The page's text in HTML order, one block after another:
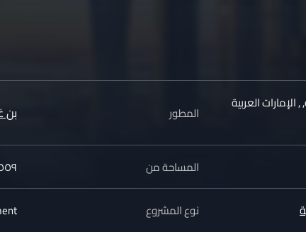
,
,الإمارات العربية
المطور
المساحة من ٥٥٩
نوع المشروع